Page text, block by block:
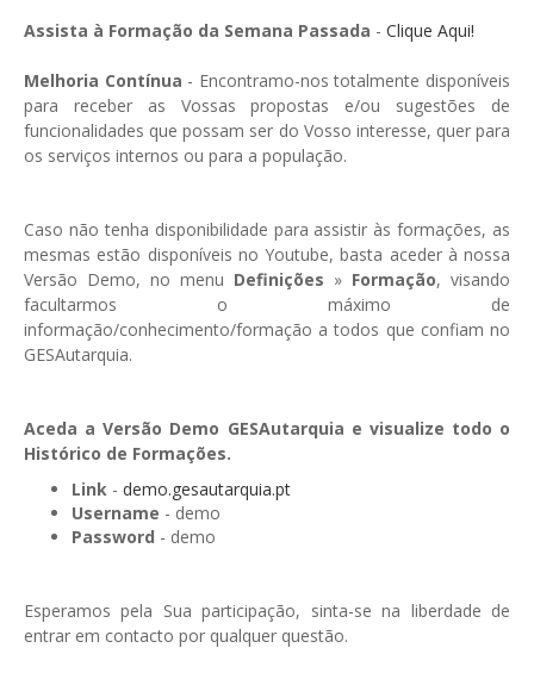
GESPopulação
GESRecrutamento
GESSIADAP III
GESVencimento
GESViaturasAbandonadas
Portal da Freguesia
Assista à Formação da Semana Passada - Clique Aqui!
Melhoria Contínua - Encontramo-nos totalmente disponíveis
para receber as Vossas propostas e/ou sugestões de
funcionalidades que possam ser do Vosso interesse, quer para
os serviços internos ou para a população.
Caso não tenha disponibilidade para assistir às formações, as
mesmas estão disponíveis no Youtube, basta aceder à nossa
Versão Demo, no menu Definições » Formação, visando
facultarmos o máximo de
informação/conhecimento/formação a todos que confiam no
GESAutarquia.
Aceda a Versão Demo GESAutarquia e visualize todo o
Histórico de Formações.
Link - demo.gesautarquia.pt
Username - demo
Password - demo
Esperamos pela Sua participação, sinta-se na liberdade de
entrar em contacto por qualquer questão.